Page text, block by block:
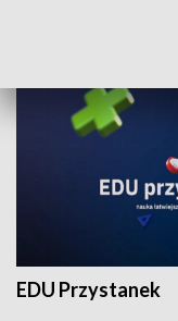
EDU Przystanek